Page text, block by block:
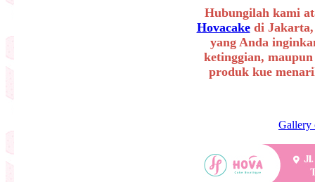
Hubungilah kami
Hovacakedi Jakarta,
yang Anda
ketinggian,
produk kue
Gallery